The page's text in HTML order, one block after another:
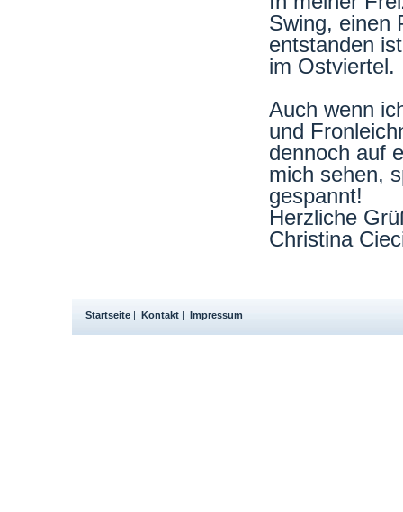
Swing, einen
entstanden
im Ostviertel.
Auch wenn
und
dennoch auf
mich sehen,
gespannt!
Herzliche
Christina
Startseite | Kontakt | Impressum